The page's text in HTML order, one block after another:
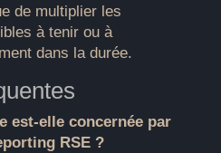
de multiplier les
à tenir ou à
dans la durée.
est-elle concernée par
RSE ?